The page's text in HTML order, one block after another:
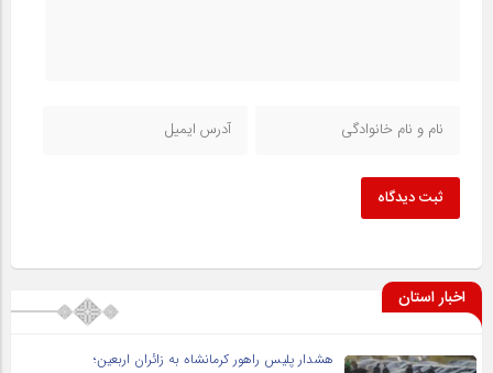
ثبت دیدگاه
اخبار استان
هشدار پلیس راهور کرمانشاه به زائران اربعین؛